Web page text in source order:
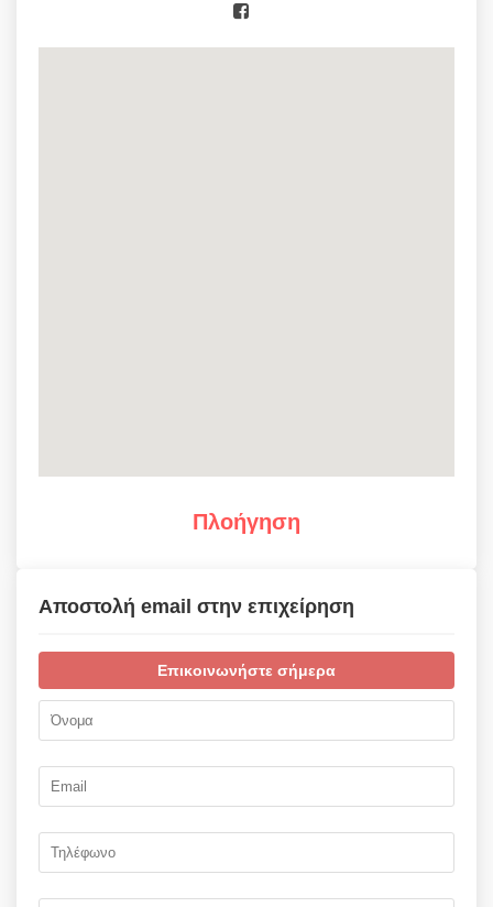
Πλοήγηση
Αποστολή email στην επιχείρηση
Επικοινωνήστε σήμερα